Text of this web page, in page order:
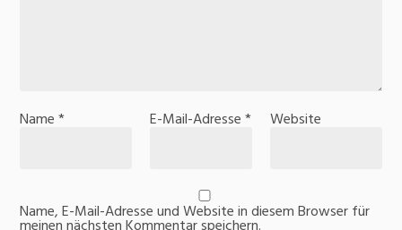
Name* E-Mail-Adresse* Website
Name, E-Mail-Adresse und Website in diesem Browser für